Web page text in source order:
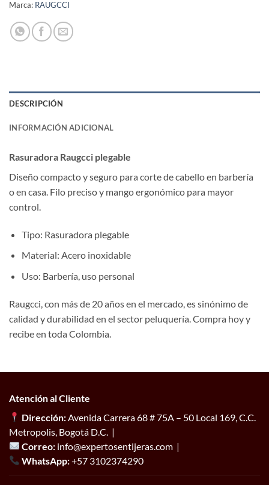
Marca: RAUGCCI
DESCRIPCIÓN
INFORMACIÓN ADICIONAL
Rasuradora Raugcci plegable
Diseño compacto y seguro para corte de cabello en barbería
o en casa. Filo preciso y mango ergonómico para mayor
control.
Tipo: Rasuradora plegable
Material: Acero inoxidable
Uso: Barbería, uso personal
Raugcci, con más de 20 años en el mercado, es sinónimo de
calidad y durabilidad en el sector peluquería. Compra hoy y
recibe en toda Colombia.
Atención al Cliente
Dirección: Avenida Carrera 68 # 75A – 50 Local 169, C.C.
Metropolis, Bogotá D.C. |
Correo: info@expertosentijeras.com |
WhatsApp:+57 3102374290